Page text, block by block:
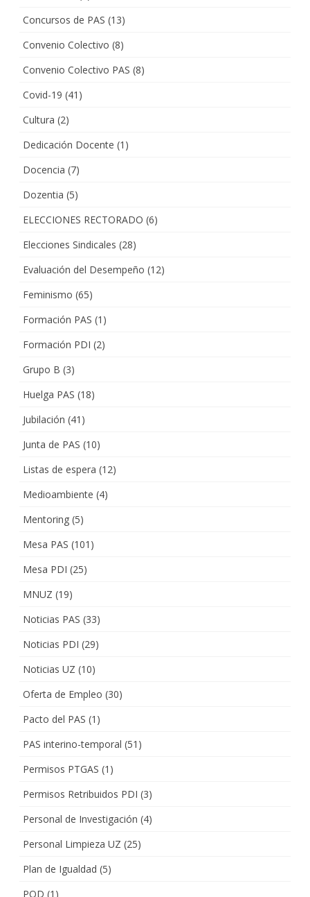
Concursos de PAS (13)
Convenio Colectivo (8)
Convenio Colectivo PAS (8)
Covid-19 (41)
Cultura (2)
Dedicación Docente (1)
Docencia (7)
Dozentia (5)
ELECCIONES RECTORADO (6)
Elecciones Sindicales (28)
Evaluación del Desempeño (12)
Feminismo (65)
Formación PAS (1)
Formación PDI (2)
Grupo B (3)
Huelga PAS (18)
Jubilación (41)
Junta de PAS (10)
Listas de espera (12)
Medioambiente (4)
Mentoring (5)
Mesa PAS (101)
Mesa PDI (25)
MNUZ (19)
Noticias PAS (33)
Noticias PDI (29)
Noticias UZ (10)
Oferta de Empleo (30)
Pacto del PAS (1)
PAS interino-temporal (51)
Permisos PTGAS (1)
Permisos Retribuidos PDI (3)
Personal de Investigación (4)
Personal Limpieza UZ (25)
Plan de Igualdad (5)
POD (1)